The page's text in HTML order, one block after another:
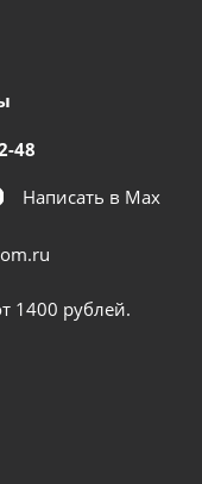
48
Написать в Мах
1400 рублей.